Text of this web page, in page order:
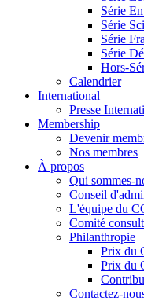
Série
Série
Série
Série
Hors-
Calendrier
International
Presse
Membership
Devenir
Nos membres
À propos
Qui sommes-
Conseil
L'équipe du
Comité
Philanthropie
Prix du
Prix du
Contactez-